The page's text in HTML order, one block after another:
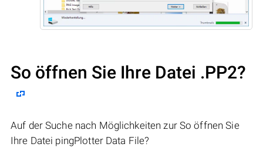
So öffnen Sie Ihre Datei .PP2?
Auf der Suche nach Möglichkeiten zur So öffnen Sie
Ihre Datei pingPlotter Data File?